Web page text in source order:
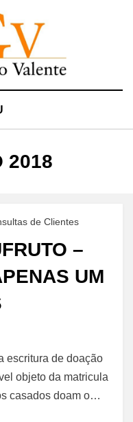
2018
de Clientes
–
UM
escritura de doação
objeto da matricula
casados doam o…